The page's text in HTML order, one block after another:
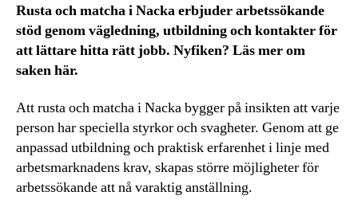
Rusta och matcha i Nacka erbjuder arbetssökande
stöd genom vägledning, utbildning och kontakter för
att lättare hitta rätt jobb. Nyfiken? Läs mer om
saken här.
Att rusta och matcha i Nacka bygger på insikten att varje
person har speciella styrkor och svagheter. Genom att ge
anpassad utbildning och praktisk erfarenhet i linje med
arbetsmarknadens krav, skapas större möjligheter för
arbetssökande att nå varaktig anställning.